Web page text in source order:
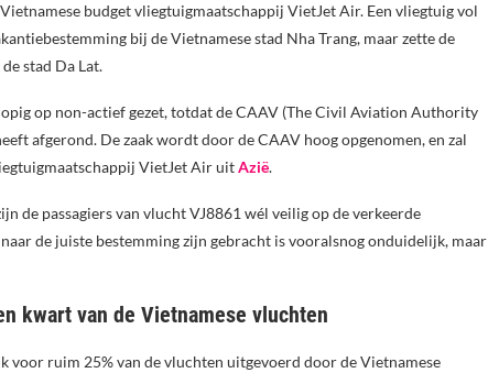
budget vliegtuigmaatschappij VietJet Air. Een vliegtuig vol
bij de Vietnamese stad Nha Trang, maar zette de
stad Da Lat.
op non-actief gezet, totdat de CAAV (The Civil Aviation Authority
afgerond. De zaak wordt door de CAAV hoog opgenomen, en zal
VietJet Air uitAzië.
de passagiers van vlucht VJ8861 wél veilig op de verkeerde
de juiste bestemming zijn gebracht is vooralsnog onduidelijk, maar
kwart van de Vietnamese vluchten
ruim 25% van de vluchten uitgevoerd door de Vietnamese